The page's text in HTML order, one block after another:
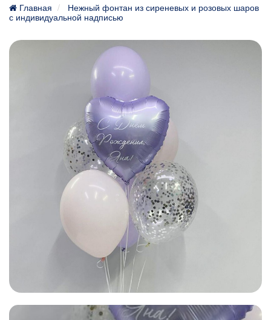
Главная
Нежный фонтан из сиреневых и розовых шаров
с индивидуальной надписью